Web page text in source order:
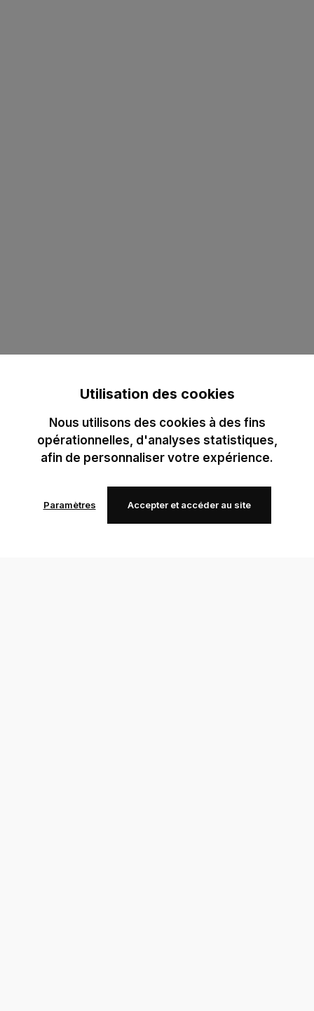
Utilisation des cookies
Nous utilisons des cookies à des fins
opérationnelles, d'analyses statistiques,
afin de personnaliser votre expérience.
Paramètres Accepter et accéder au site